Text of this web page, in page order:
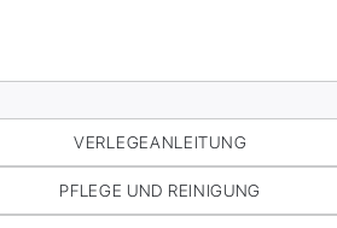
VERLEGEANLEITUNG
PFLEGE UND REINIGUNG